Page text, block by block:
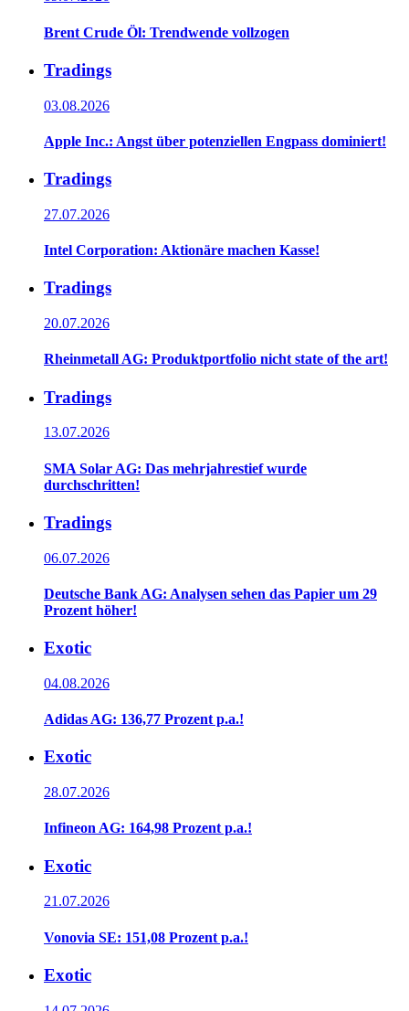
Brent Crude Öl: Trendwende vollzogen
Tradings
03.08.2026
Apple Inc.: Angst über potenziellen Engpass dominiert!
Tradings
27.07.2026
Intel Corporation: Aktionäre machen Kasse!
Tradings
20.07.2026
Rheinmetall AG: Produktportfolio nicht state of the art!
Tradings
13.07.2026
SMA Solar AG: Das mehrjahrestief wurde
durchschritten!
Tradings
06.07.2026
Deutsche Bank AG: Analysen sehen das Papier um 29
Prozent höher!
Exotic
04.08.2026
Adidas AG: 136,77 Prozent p.a.!
Exotic
28.07.2026
Infineon AG: 164,98 Prozent p.a.!
Exotic
21.07.2026
Vonovia SE: 151,08 Prozent p.a.!
Exotic